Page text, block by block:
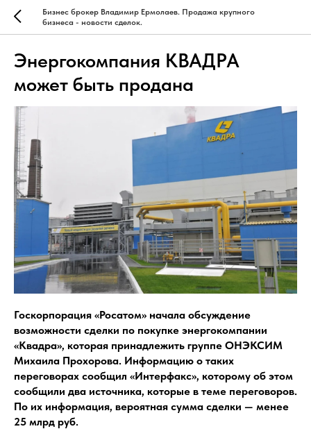
Бизнес брокер Владимир Ермолаев. Продажа крупного
бизнеса - новости сделок.
Энергокомпания КВАДРА
может быть продана
Госкорпорация «Росатом» начала обсуждение
возможности сделки по покупке энергокомпании
«Квадра», которая принадлежить группе ОНЭКСИМ
Михаила Прохорова. Информацию о таких
переговорах сообщил «Интерфакс», которому об этом
сообщили два источника, которые в теме переговоров.
По их информация, вероятная сумма сделки — менее
25 млрд руб.